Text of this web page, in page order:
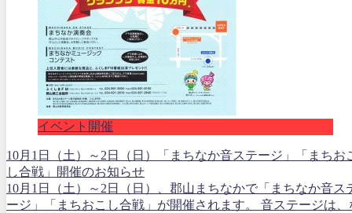
イベント開催
10月1日（土）～2日（日）「まちなか音ステージ」「まちお
し合戦」開催のお知らせ
10月1日（土）～2日（日）、郡山まちなかで「まちなか音ス
ージ」「まちおこし合戦」が開催されます。 音ステージは、